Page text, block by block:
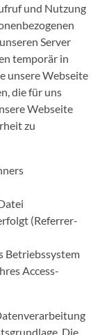
und Nutzung
Server
temporär in
unsere Webseite
die für uns
Webseite
zu
(Referrer-
Betriebssystem
Access-
Die